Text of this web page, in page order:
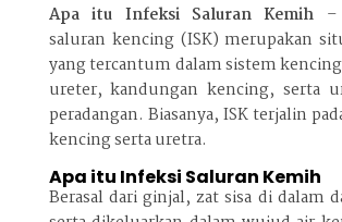
Apa itu Infeksi Saluran Kemih –
saluran kencing (ISK) merupakan
yang tercantum dalam sistem
ureter, kandungan kencing, serta
peradangan. Biasanya, ISK terjalin
kencing serta uretra.
Apa itu Infeksi Saluran Kemih
Berasal dari ginjal, zat sisa di dalam